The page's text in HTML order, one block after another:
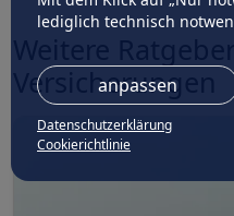
lediglich technisch
anpassen
Datenschutzerklärung
Cookierichtlinie
Versicherungen